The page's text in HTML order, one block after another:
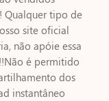
Qualquer tipo de
site oficial
não apóie essa
é permitido
dos
instantâneo